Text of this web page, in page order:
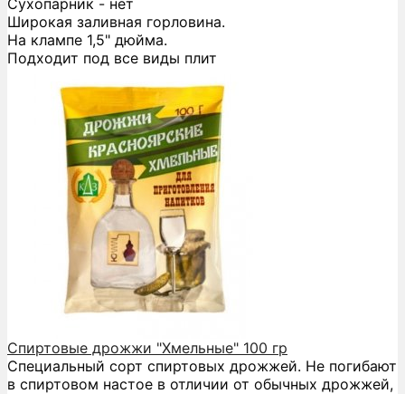
Широкая заливная горловина.
На клампе 1,5" дюйма.
Подходит под все виды плит
Спиртовые дрожжи "Хмельные" 100 гр
Специальный сорт спиртовых дрожжей. Не погибают
в спиртовом настое в отличии от обычных дрожжей,